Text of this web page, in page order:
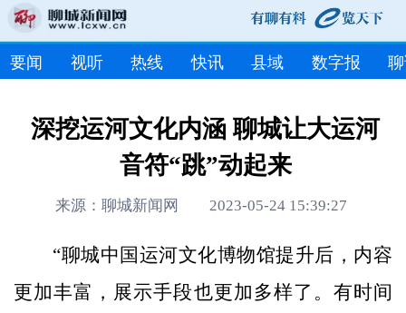
要闻 视听 热线 快讯 县域 数字报
深挖运河文化内涵 聊城让大运河
音符“跳”动起来
来源：聊城新闻网 2023-05-24 15:39:27
“聊城中国运河文化博物馆提升后，内容
更加丰富，展示手段也更加多样了。有时间